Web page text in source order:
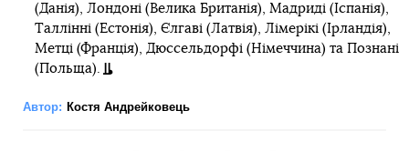
(Данія), Лондоні (Велика Британія), Мадриді (Іспанія),
Таллінні (Естонія), Єлгаві (Латвія), Лімерікі (Ірландія),
Метці (Франція), Дюссельдорфі (Німеччина) та Познані
(Польща).
Автор: Костя Андрейковець